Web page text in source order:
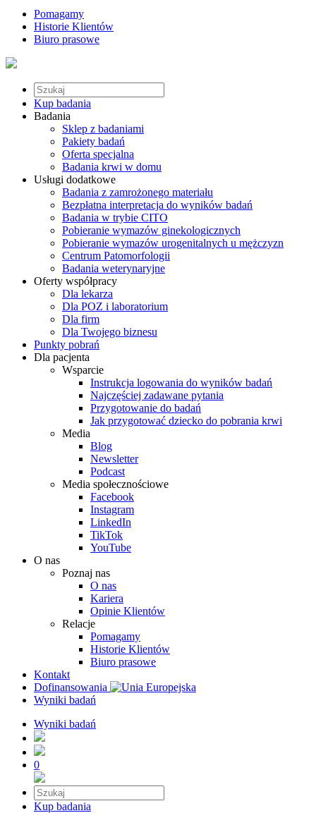
Pomagamy
Historie Klientów
Biuro prasowe
Kup badania
Badania
Sklep z badaniami
Pakiety badań
Oferta specjalna
Badania krwi w domu
Usługi dodatkowe
Badania z zamrożonego materiału
Bezpłatna interpretacja do wyników badań
Badania w trybie CITO
Pobieranie wymazów ginekologicznych
Pobieranie wymazów urogenitalnych u mężczyzn
Centrum Patomorfologii
Badania weterynaryjne
Oferty współpracy
Dla lekarza
Dla POZ i laboratorium
Dla firm
Dla Twojego biznesu
Punkty pobrań
Dla pacjenta
Wsparcie
Instrukcja logowania do wyników badań
Najczęściej zadawane pytania
Przygotowanie do badań
Jak przygotować dziecko do pobrania krwi
Media
Blog
Newsletter
Podcast
Media społecznościowe
Facebook
Instagram
LinkedIn
TikTok
YouTube
O nas
Poznaj nas
O nas
Kariera
Opinie Klientów
Relacje
Pomagamy
Historie Klientów
Biuro prasowe
Kontakt
Dofinansowania
Wyniki badań
Wyniki badań
0
Kup badania